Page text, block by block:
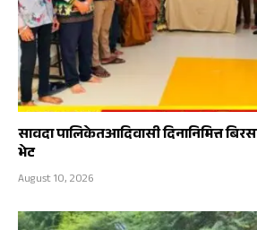
सावदा पालिकेतआदिवासी दिनानिमित्त
भेट
August 10, 2026